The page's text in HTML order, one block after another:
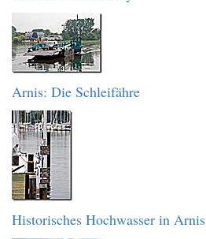
Arnis: Die Schleifähre
Historisches Hochwasser in Arnis